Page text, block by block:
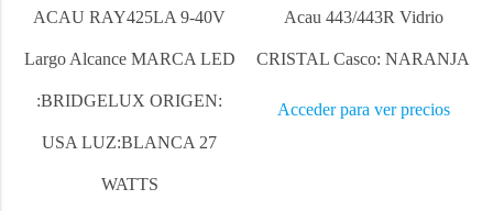
ACAU RAY425LA 9-40V
Largo Alcance MARCA LED
:BRIDGELUX ORIGEN:
USA LUZ:BLANCA 27
WATTS
Acau 443/443R Vidrio
CRISTAL Casco: NARANJA
Acceder para ver precios